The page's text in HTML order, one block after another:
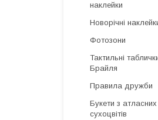
наклейки
Новорічні
Фотозони
Тактильні
Брайля
Правила дружби
Букети з
сухоцвітів